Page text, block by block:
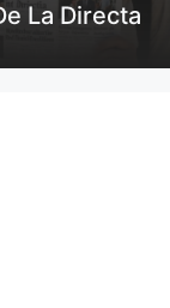
La Directa